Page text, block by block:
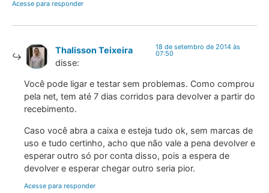
Acesse para responder
Thalisson Teixeira
disse:
18 de setembro de 2014 às
07:50
Você pode ligar e testar sem problemas. Como comprou
pela net, tem até 7 dias corridos para devolver a partir do
recebimento.
Caso você abra a caixa e esteja tudo ok, sem marcas de
uso e tudo certinho, acho que não vale a pena devolver e
esperar outro só por conta disso, pois a espera de
devolver e esperar chegar outro seria pior.
Acesse para responder